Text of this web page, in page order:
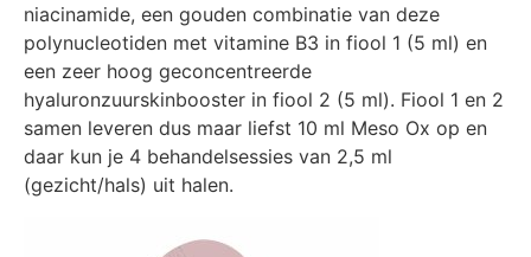
niacinamide, een gouden combinatie van deze
polynucleotiden met vitamine B3 in fiool 1 (5 ml) en
een zeer hoog geconcentreerde
hyaluronzuurskinbooster in fiool 2 (5 ml). Fiool 1 en 2
samen leveren dus maar liefst 10 ml Meso Ox op en
daar kun je 4 behandelsessies van 2,5 ml
(gezicht/hals) uit halen.